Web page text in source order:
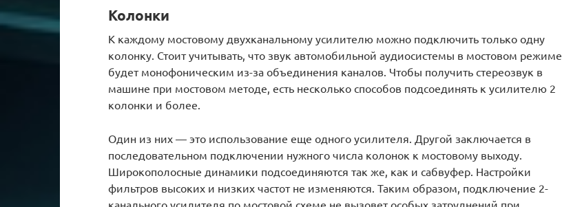
Колонки
К каждому мостовому двухканальному усилителю можно подключить только одну
колонку. Стоит учитывать, что звук автомобильной аудиосистемы в мостовом режиме
будет монофоническим из-за объединения каналов. Чтобы получить стереозвук в
машине при мостовом методе, есть несколько способов подсоединять к усилителю 2
колонки и более.
Один из них — это использование еще одного усилителя. Другой заключается в
последовательном подключении нужного числа колонок к мостовому выходу.
Широкополосные динамики подсоединяются так же, как и сабвуфер. Настройки
фильтров высоких и низких частот не изменяются. Таким образом, подключение 2-
канального усилителя по мостовой схеме не вызовет особых затруднений при